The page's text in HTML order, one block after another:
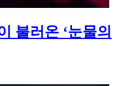
불러온 ‘눈물의